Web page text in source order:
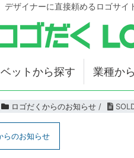
デザイナーに直接頼めるロゴサイ
ットから探す 業種か
ロゴだくからのお知らせ /
らのお知らせ